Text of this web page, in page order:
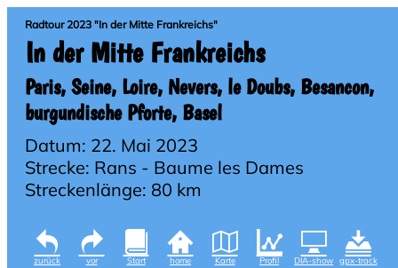
Radtour 2023 "In der Mitte Frankreichs"
In der Mitte Frankreichs
Paris, Seine, Loire, Nevers, le Doubs, Besancon,
burgundische Pforte, Basel
Datum: 22. Mai 2023
Strecke: Rans - Baume les Dames
Streckenlänge: 80 km
zurück vor Start home Karte Profil DIA-show gpx-track